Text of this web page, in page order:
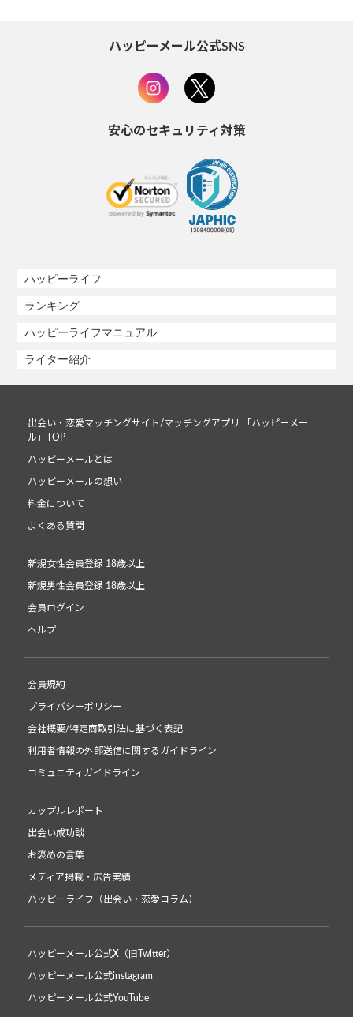
ハッピーメール公式SNS
安心のセキュリティ対策
ハッピーライフ
ランキング
ハッピーライフマニュアル
ライター紹介
出会い・恋愛マッチングサイト/マッチングアプリ 「ハッピーメー
ル」TOP
ハッピーメールとは
ハッピーメールの想い
料金について
よくある質問
新規女性会員登録 18歳以上
新規男性会員登録 18歳以上
会員ログイン
ヘルプ
会員規約
プライバシーポリシー
会社概要/特定商取引法に基づく表記
利用者情報の外部送信に関するガイドライン
コミュニティガイドライン
カップルレポート
出会い成功談
お褒めの言葉
メディア掲載・広告実績
ハッピーライフ（出会い・恋愛コラム）
ハッピーメール公式X（旧Twitter）
ハッピーメール公式instagram
ハッピーメール公式YouTube